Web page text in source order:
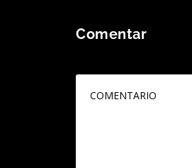
Comentar